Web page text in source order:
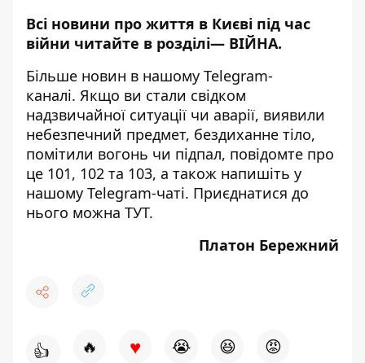
Всі новини про життя в Києві під час
війни читайте в розділі— ВІЙНА.
Більше новин в нашому Telegram-
каналі. Якщо ви стали свідком
надзвичайної ситуації чи аварії, виявили
небезпечний предмет, бездиханне тіло,
помітили вогонь чи підпал, повідомте про
це 101, 102 та 103, а також напишіть у
нашому Telegram-чаті. Приєднатися до
нього можна ТУТ.
Платон Бережний
👍 🔥 ♥ 😭 😆 😡